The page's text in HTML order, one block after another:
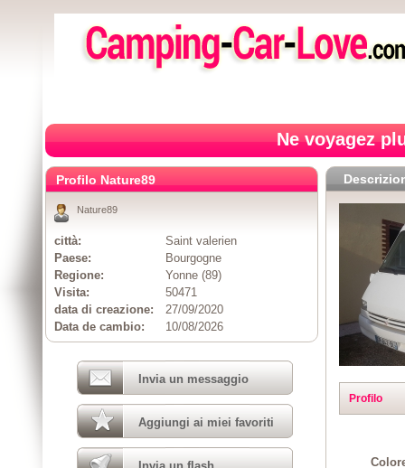
Ne voyagez
Profilo
Profilo Nature89
Nature89
città:
Saint valerien
Paese:
Bourgogne
Regione:
Yonne (89)
Visita:
50471
data di creazione:
27/09/2020
Data de cambio:
10/08/2026
Invia un messaggio
Aggiungi ai miei favoriti